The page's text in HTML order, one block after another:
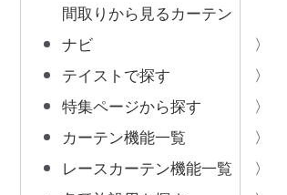
間取りから見るカーテン
ナビ
テイストで探す
特集ページから探す
カーテン機能一覧
レースカーテン機能一覧